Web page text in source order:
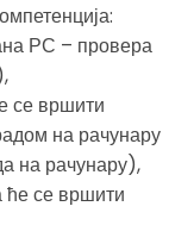
РС – провера
се вршити
на рачунару
на рачунару),
ће се вршити